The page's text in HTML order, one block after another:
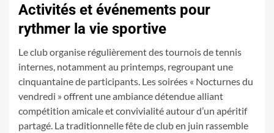
Activités et événements pour
rythmer la vie sportive
Le club organise régulièrement des tournois de tennis
internes, notamment au printemps, regroupant une
cinquantaine de participants. Les soirées « Nocturnes du
vendredi » offrent une ambiance détendue alliant
compétition amicale et convivialité autour d’un apéritif
partagé. La traditionnelle fête de club en juin rassemble